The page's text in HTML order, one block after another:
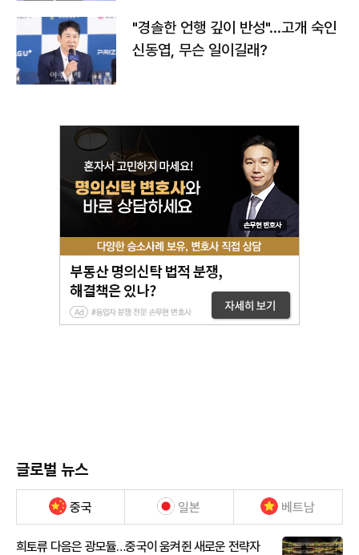
"경솔한 언행 깊이 반성"…고개 숙인
신동엽, 무슨 일이길래?
글로벌 뉴스
중국 일본 베트남
희토류 다음은 광모듈…중국이 움켜쥔 새로운 전략자